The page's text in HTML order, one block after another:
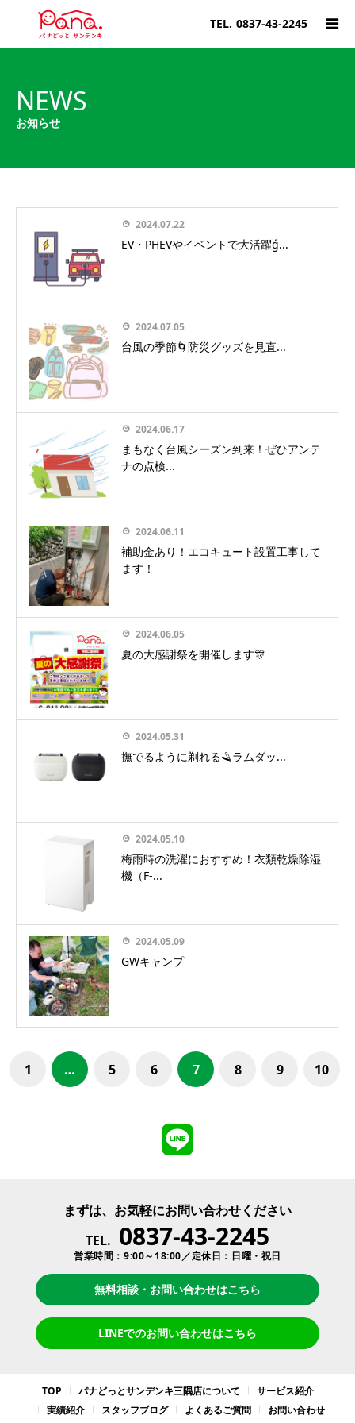
TEL. 0837-43-2245
NEWS
お知らせ
2024.07.22
EV・PHEVやイベントで大活躍ǵ...
2024.07.05
台風の季節🌀防災グッズを見直...
2024.06.17
まもなく台風シーズン到来！ぜひアンテ
ナの点検...
2024.06.11
補助金あり！エコキュート設置工事して
ます！
2024.06.05
夏の大感謝祭を開催します🎊
2024.05.31
撫でるように剃れる🪒ラムダッ...
2024.05.10
梅雨時の洗濯におすすめ！衣類乾燥除湿
機（F-...
2024.05.09
GWキャンプ
1 … 5 6 7 8 9 10
まずは、お気軽にお問い合わせください
TEL. 0837-43-2245
営業時間：9:00～18:00／定休日：日曜・祝日
無料相談・お問い合わせはこちら
LINEでのお問い合わせはこちら
TOP パナどっとサンデンキ三隅店について
サービス紹介
実績紹介
スタッフブログ よくあるご質問 お問い合わせ